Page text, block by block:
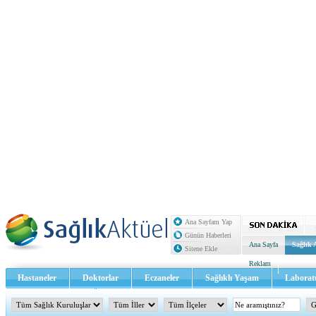
Ana Sayfam Yap
Günün Haberleri
Sitene Ekle
Ana Sayfa Sağlık
Reklam
Hastaneler Doktorlar Eczaneler Sağlıklı Yaşam
Sağlık TV - Video İletişim